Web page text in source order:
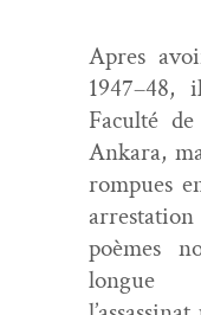
Apres
1947–48,
Fac­ulté
Ankara,
rompues
poèmes
longue